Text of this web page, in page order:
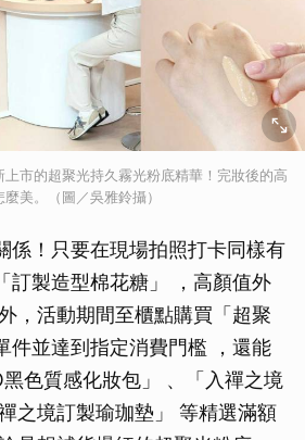
市的超聚光持久霧光粉底精華！完妝後的高
美。（圖／吳雅鈴攝）
係！只要在現場拍照打卡同樣有
訂製造型棉花糖」 ，高顏值外
，活動期間至櫃點購買「超聚
件並達到指定消費門檻 ，還能
色質感化妝包」 、「入禪之境
之境訂製瑜珈墊」 等精選滿額